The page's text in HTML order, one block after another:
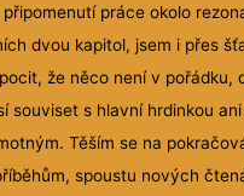
práce okolo
dvou kapitol, jsem i přes
že něco není v pořádku,
souviset s hlavní hrdinkou
Těším se na
spoustu nových